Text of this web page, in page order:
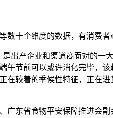
个维度的数据，有消费者
产企业和渠道商面对的一
节前可以或许消化完毕，
较着的季候性特征，正在
广东省食物平安保障推进会